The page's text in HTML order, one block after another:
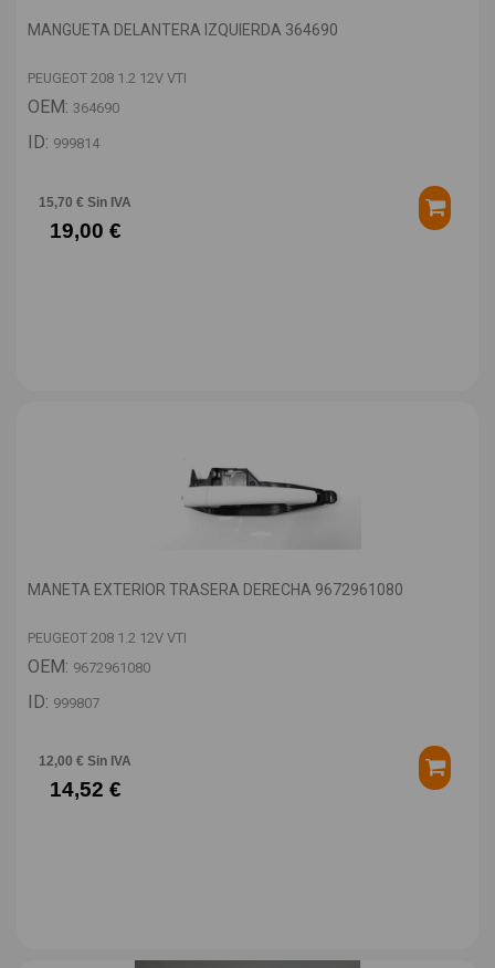
MANGUETA DELANTERA IZQUIERDA 364690
PEUGEOT 208 1.2 12V VTI
OEM: 364690
ID: 999814
15,70 € Sin IVA
19,00 €
MANETA EXTERIOR TRASERA DERECHA 9672961080
PEUGEOT 208 1.2 12V VTI
OEM: 9672961080
ID: 999807
12,00 € Sin IVA
14,52 €